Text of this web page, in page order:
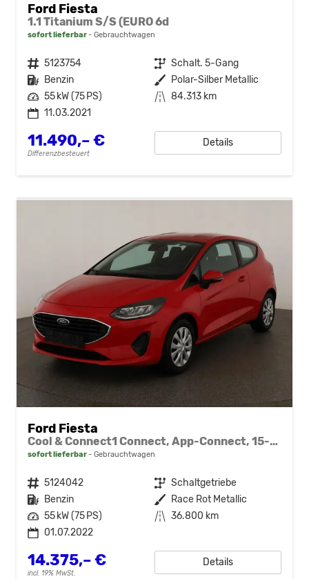
Ford Fiesta
1.1 Titanium S/S (EURO 6d
sofort lieferbar Gebrauchtwagen
Fahrzeugnr. 5123754 Getriebe Schalt. 5-Gang
Kraftstoff Benzin Außenfarbe Polar-Silber Metallic
Leistung 55 kW (75 PS) Kilometerstand 84.313 km
11.03.2021
11.490,– €
Differenzbesteuert
Details
Ford Fiesta
Cool & Connect1 Connect, App-Connect, 15-Zoll
sofort lieferbar Gebrauchtwagen
Fahrzeugnr. 5124042 Getriebe Schaltgetriebe
Kraftstoff Benzin Außenfarbe Race Rot Metallic
Leistung 55 kW (75 PS) Kilometerstand 36.800 km
01.07.2022
14.375,– €
incl. 19% MwSt.
Details